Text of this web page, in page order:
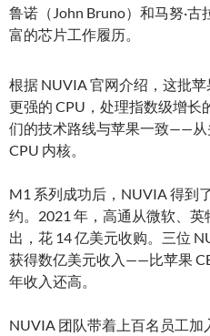
鲁诺（John Bruno）和马努·
富的芯片工作履历。
根据 NUVIA 官网介绍，这批
更强的 CPU，处理指数级增
们的技术路线与苹果一致——从
CPU 内核。
M1 系列成功后，NUVIA 得到
约。2021 年，高通从微软、
出，花 14 亿美元收购。三位
获得数亿美元收入——比苹果
年收入还高。
NUVIA 团队带着上百名员工